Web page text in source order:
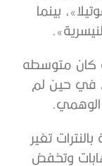
بينما
كان متوسطه
في حين لم
الوهمي.
تغير
وتخفض